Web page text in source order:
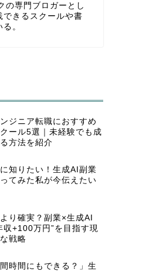
の専門ブロガーとし
できるスクールや書
。
ジニア転職におすすめ
ール5選｜未経験でも成
方法を紹介
知りたい！生成AI副業
てみた私が今伝えたい
り確実？副業×生成AI
収+100万円”を目指す現
戦略
間時間にもできる？」生